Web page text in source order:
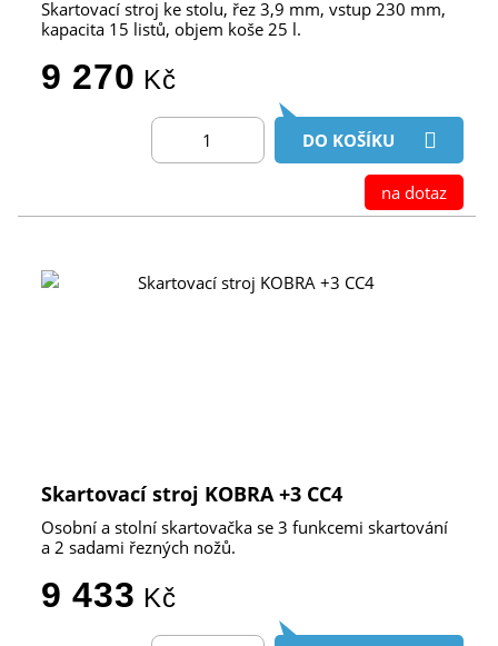
Skartovací stroj ke stolu, řez 3,9 mm, vstup 230 mm,
kapacita 15 listů, objem koše 25 l.
9 270 Kč
DO KOŠÍKU
na dotaz
Skartovací stroj KOBRA +3 CC4
Osobní a stolní skartovačka se 3 funkcemi skartování
a 2 sadami řezných nožů.
9 433 Kč